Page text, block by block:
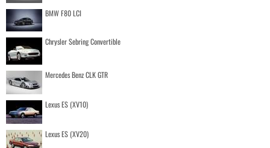
BMW F80 LCI
Chrysler Sebring Convertible
Mercedes Benz CLK GTR
Lexus ES (XV10)
Lexus ES (XV20)